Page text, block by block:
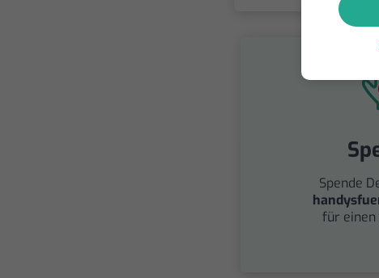
Spende
für einen